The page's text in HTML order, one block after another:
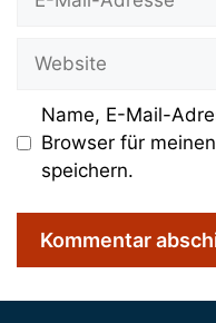
Mail-
Name, E-Mail-
Browser für
speichern.